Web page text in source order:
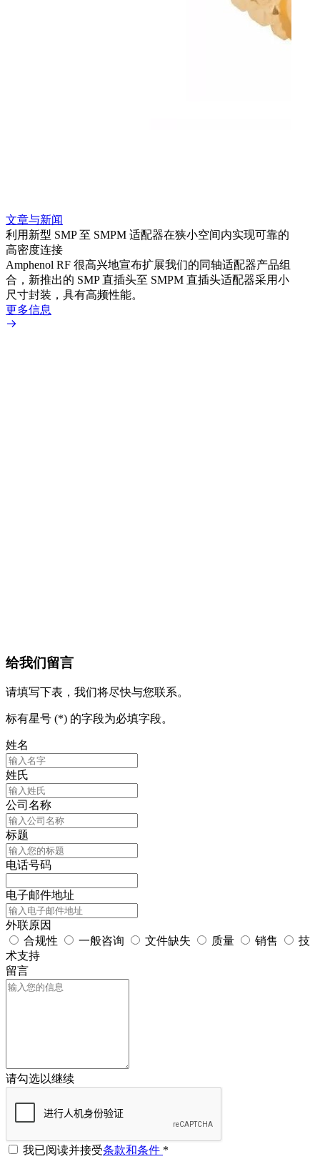
文章与新闻
利用新型 SMP 至 SMPM 适配器在狭小空间内实现可靠的
高密度连接
Amphenol RF 很高兴地宣布扩展我们的同轴适配器产品组
合，新推出的 SMP 直插头至 SMPM 直插头适配器采用小
尺寸封装，具有高频性能。
更多信息
给我们留言
请填写下表，我们将尽快与您联系。
标有星号 (*) 的字段为必填字段。
姓名
姓氏
公司名称
标题
电话号码
电子邮件地址
外联原因
合规性
一般咨询 文件缺失 质量 销售
技
术支持
留言
请勾选以继续
我已阅读并接受条款和条件 *